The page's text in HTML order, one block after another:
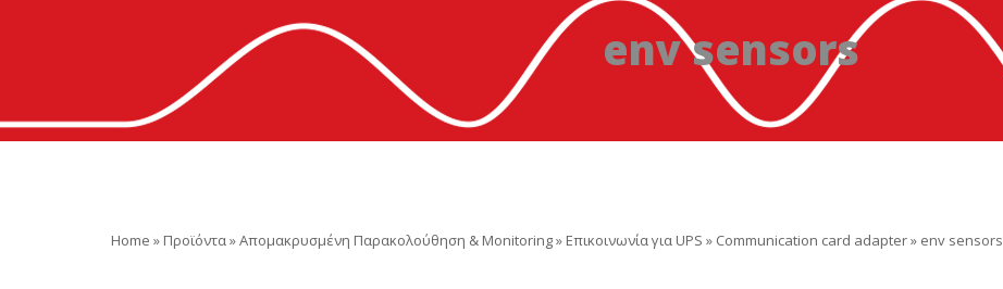
env sensors
Home » Προϊόντα»Απομακρυσμένη Παρακολούθηση & Monitoring» Επικοινωνία για UPS » Communication card adapter» env sensors